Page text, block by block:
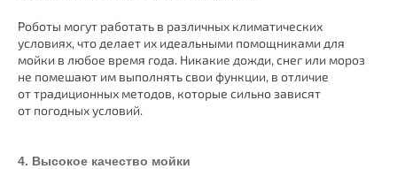
Роботы могут работать в различных климатических
условиях, что делает их идеальными помощниками для
мойки в любое время года. Никакие дожди, снег или мороз
не помешают им выполнять свои функции, в отличие
от традиционных методов, которые сильно зависят
от погодных условий.
4. Высокое качество мойки